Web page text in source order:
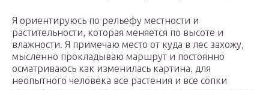
Я ориентируюсь по рельефу местности и
растительности, которая меняется по высоте и
влажности. Я примечаю место от куда в лес захожу,
мысленно прокладываю маршрут и постоянно
осматриваюсь как изменилась картина. для
неопытного человека все растения и все сопки